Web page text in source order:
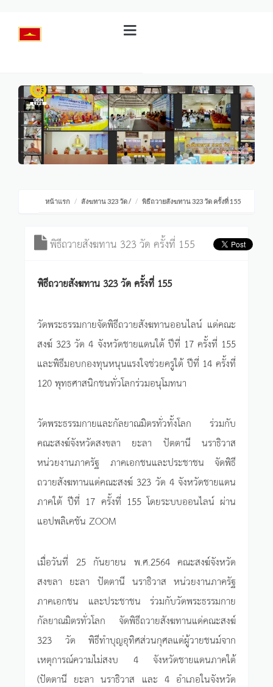
หน้าแรก สังฆทาน 323 วัด/ พิธีถวายสังฆทาน 323 วัด ครั้งที่ 155
พิธีถวายสังฆทาน 323 วัด ครั้งที่ 155
พิธีถวายสังฆทาน 323 วัด ครั้งที่ 155
วัดพระธรรมกายจัดพิธีถวายสังฆทานออนไลน์ แด่คณะ
สงฆ์ 323 วัด 4 จังหวัดชายแดนใต้ ปีที่ 17 ครั้งที่ 155
และพิธีมอบกองทุนหนุนแรงใจช่วยครูใต้ ปีที่ 14 ครั้งที่
120 พุทธศาสนิกชนทั่วโลกร่วมอนุโมทนา
วัดพระธรรมกายและกัลยาณมิตรทั่วทั้งโลก ร่วมกับ
คณะสงฆ์จังหวัดสงขลา ยะลา ปัตตานี นราธิวาส
หน่วยงานภาครัฐ ภาคเอกชนและประชาชน จัดพิธี
ถวายสังฆทานแด่คณะสงฆ์ 323 วัด 4 จังหวัดชายแดน
ภาคใต้ ปีที่ 17 ครั้งที่ 155 โดยระบบออนไลน์ ผ่าน
แอปพลิเคชัน ZOOM
เมื่อวันที่ 25 กันยายน พ.ศ.2564 คณะสงฆ์จังหวัด
สงขลา ยะลา ปัตตานี นราธิวาส หน่วยงานภาครัฐ
ภาคเอกชน และประชาชน ร่วมกับวัดพระธรรมกาย
กัลยาณมิตรทั่วโลก จัดพิธีถวายสังฆทานแด่คณะสงฆ์
323 วัด พิธีทำบุญอุทิศส่วนกุศลแด่ผู้วายชนม์จาก
เหตุการณ์ความไม่สงบ 4 จังหวัดชายแดนภาคใต้
(ปัตตานี ยะลา นราธิวาส และ 4 อำเภอในจังหวัด